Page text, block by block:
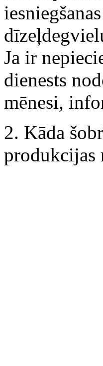
Ja ir
dienests
mēnesi,
2. Kāda
produkcijas